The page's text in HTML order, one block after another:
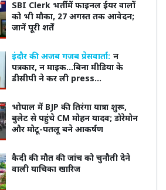
SBI Clerk भर्ती में फाइनल ईयर वालों
को भी मौका, 27 अगस्त तक आवेदन;
जानें पूरी शर्तें
इंदौर की अजब गजब प्रेसवार्ता: न
पत्रकार, न माइक...बिना मीडिया के
डीसीपी ने कर ली press
भोपाल में BJP की तिरंगा यात्रा शुरू,
बुलेट से पहुंचे CM मोहन यादव; डोरेमोन
और मोटू-पतलू बने आकर्षण
कैदी की मौत की जांच को चुनौती देने
वाली याचिका खारिज